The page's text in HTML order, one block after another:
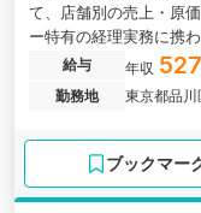
て、店舗別の売上・原
ー特有の経理実務に携
一貫して担当し、将来
ジメントにも挑戦でき
給与 年収
勤務地
東京都品川
ブックマー